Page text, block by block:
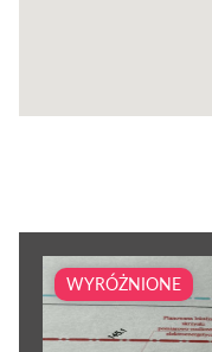
WYRÓŻNIONE